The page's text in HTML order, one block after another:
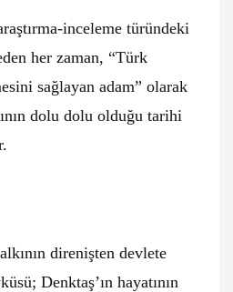
inceleme türündeki
her zaman, “Türk
sağlayan adam” olarak
dolu dolu olduğu tarihi
direnişten devlete
Denktaş’ın hayatının